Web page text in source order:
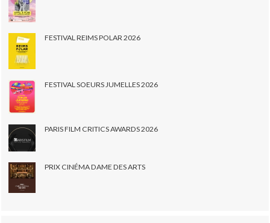
FESTIVAL REIMS POLAR 2026
FESTIVAL SOEURS JUMELLES 2026
PARIS FILM CRITICS AWARDS 2026
PRIX CINÉMA DAME DES ARTS